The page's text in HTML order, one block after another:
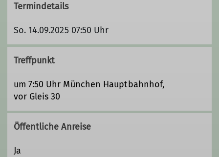
Termindetails
So. 14.09.2025 07:50 Uhr
Treffpunkt
um 7:50 Uhr München Hauptbahnhof,
vor Gleis 30
Öffentliche Anreise
Ja